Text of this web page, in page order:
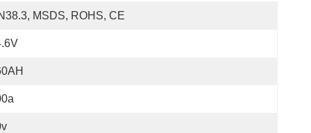
MSDS, ROHS, CE